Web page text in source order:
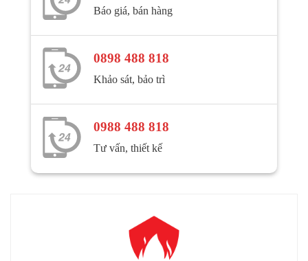
Báo giá, bán hàng
0898 488 818
Khảo sát, bảo trì
0988 488 818
Tư vấn, thiết kế